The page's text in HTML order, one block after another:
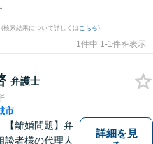
(検索結果について詳しくは こちら)
1件中 1-1件を表示
弁護士
市
【離婚問題】弁
談者様の代理人
詳細を見